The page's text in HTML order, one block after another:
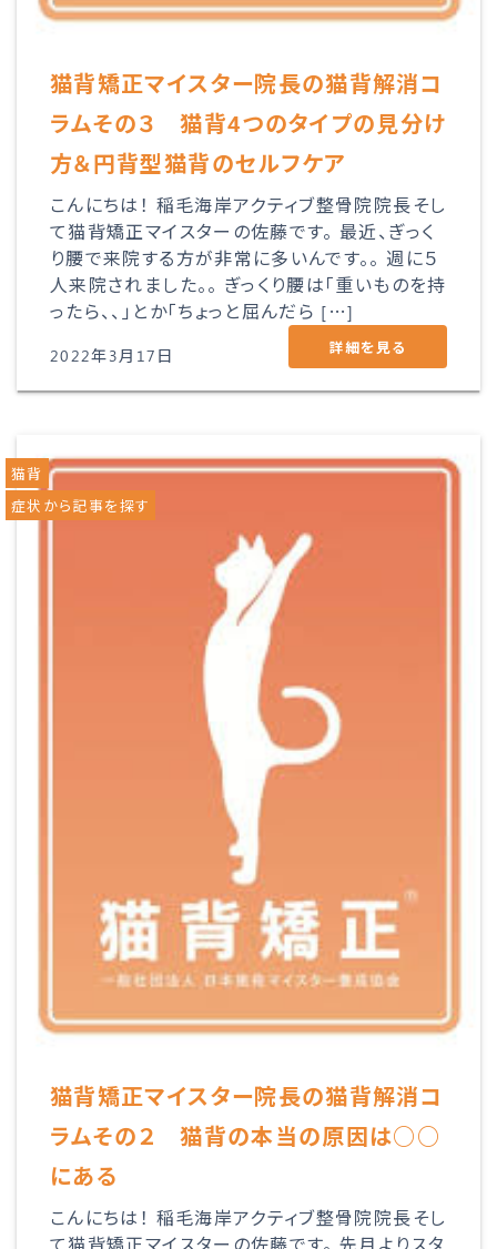
猫背矯正マイスター院長の猫背解消コ
ラムその３ 猫背4つのタイプの見分け
方＆円背型猫背のセルフケア
こんにちは！ 稲毛海岸アクティブ整骨院院長そし
て猫背矯正マイスターの佐藤です。 最近、ぎっく
り腰で来院する方が非常に多いんです。。 週に５
人来院されました。。 ぎっくり腰は「重いものを持
ったら、、」とか「ちょっと屈んだら […]
2022年3月17日 詳細を見る
猫背矯正マイスター院長の猫背解消コ
ラムその２ 猫背の本当の原因は○○
にある
こんにちは！ 稲毛海岸アクティブ整骨院院長そし
猫背
症状から記事を探す